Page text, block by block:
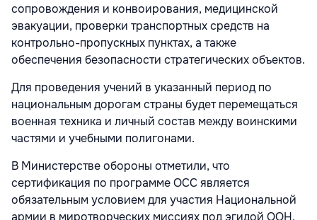
сопровождения и конвоирования, медицинской
эвакуации, проверки транспортных средств на
контрольно-пропускных пунктах, а также
обеспечения безопасности стратегических объектов.
Для проведения учений в указанный период по
национальным дорогам страны будет перемещаться
военная техника и личный состав между воинскими
частями и учебными полигонами.
В Министерстве обороны отметили, что
сертификация по программе OCC является
обязательным условием для участия Национальной
армии в миротворческих миссиях под эгидой ООН,